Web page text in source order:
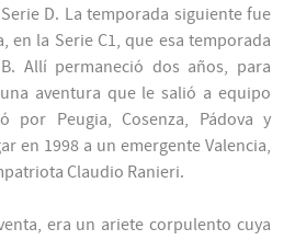
D. La temporada siguiente fue
en la Serie C1, que esa temporada
Allí permaneció dos años, para
aventura que le salió a equipo
por Peugia, Cosenza, Pádova y
en 1998 a un emergente Valencia,
Claudio Ranieri.
era un ariete corpulento cuya